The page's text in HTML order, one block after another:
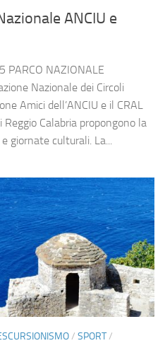
ANCIU e
NAZIONALE
Nazionale dei Circoli
Amici dell’ANCIU e il CRAL
Calabria propongono la
giornate culturali. La...
/ SPORT/